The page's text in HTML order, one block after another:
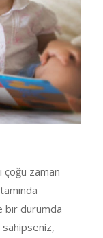
çoğu zaman
bir durumda
sahipseniz,